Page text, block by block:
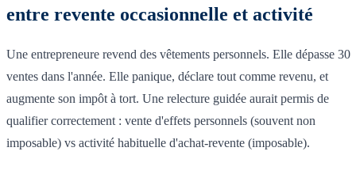
entre revente occasionnelle et activité
Une entrepreneure revend des vêtements personnels. Elle dépasse 30
ventes dans l'année. Elle panique, déclare tout comme revenu, et
augmente son impôt à tort. Une relecture guidée aurait permis de
qualifier correctement : vente d'effets personnels (souvent non
imposable) vs activité habituelle d'achat-revente (imposable).